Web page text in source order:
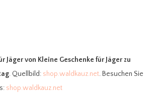
Jägervon Kleine Geschenke für Jäger zu
. Quellbild: shop.waldkauz.net. Besuchen Sie
shop.waldkauz.net